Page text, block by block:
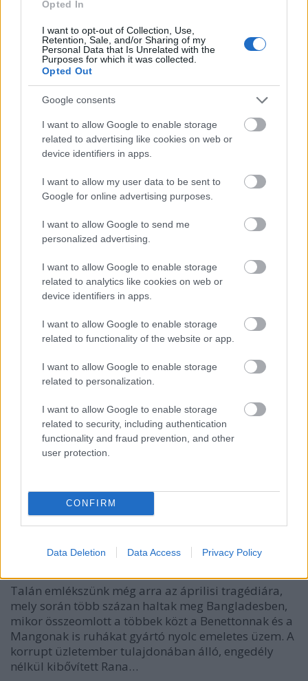
Opted In
I want to opt-out of Collection, Use,
Retention, Sale, and/or Sharing of my
Personal Data that Is Unrelated with the
Purposes for which it was collected.
Opted Out
Google consents
I want to allow Google to enable storage
related to advertising like cookies on web or
device identifiers in apps.
I want to allow my user data to be sent to
Google for online advertising purposes.
I want to allow Google to send me
personalized advertising.
I want to allow Google to enable storage
related to analytics like cookies on web or
device identifiers in apps.
I want to allow Google to enable storage
related to functionality of the website or app.
I want to allow Google to enable storage
related to personalization.
I want to allow Google to enable storage
related to security, including authentication
functionality and fraud prevention, and other
user protection.
CONFIRM
Data Deletion Data Access Privacy Policy
érhetik el, jelszóval, így a közpénznek minősülő
társasági adókedvezmény…
Heti Mutyimondó: Gyurcsány
tornacipője és a plázacicák
mutyimondo•2013. augusztus 26.
Kósa Lajos fülének kedves a buziemeszpézés,
Gyurcsány tornacipőben flangál a bíróság előtt,
Andy Vajna felesége pedig plázacica-szerepet kap
egy új magyar vígjátékban. Mong Attila lapszemléje.
Magyarországon vannak dolgok, amelyek
A hét videója: A divatőrület áldozatai
2013. augusztus 24.
Talán emlékszünk még arra az áprilisi tragédiára,
mely során több százan haltak meg Bangladesben,
mikor összeomlott a többek közt a Benettonnak és a
Mangonak is ruhákat gyártó nyolc emeletes üzem. A
korrupt üzletember tulajdonában álló, engedély
nélkül kibővített Rana…